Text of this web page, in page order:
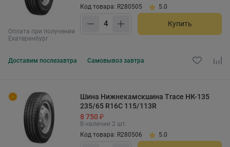
Оплата при получении
Екатеринбург
Код товара: R280505
5.0
Купить
Доставим послезавтра Самовывоз завтра
Шина Нижнекамскшина Trace НК-135
235/65 R16C 115/113R
8 750 ₽
В наличии 2 шт.
Код товара: R280506
5.0